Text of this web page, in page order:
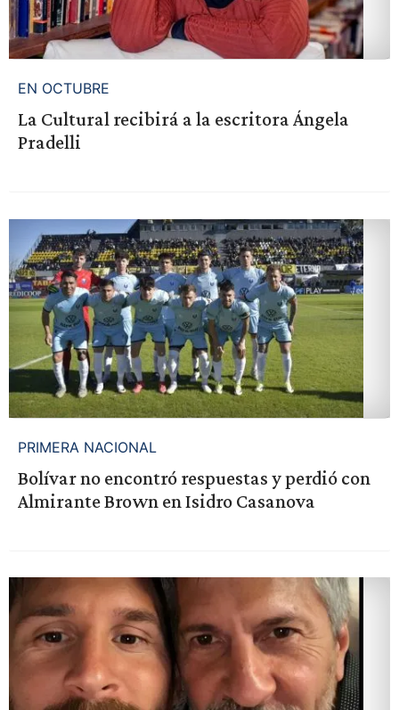
EN OCTUBRE
La Cultural recibirá a la escritora Ángela
Pradelli
PRIMERA NACIONAL
Bolívar no encontró respuestas y perdió con
Almirante Brown en Isidro Casanova